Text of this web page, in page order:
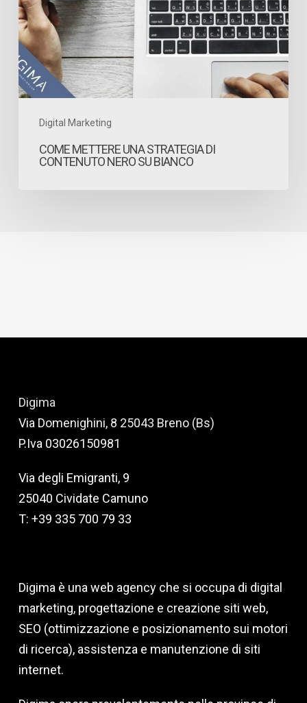
Digital Marketing
di
contenuto
nero
su
bianco
COME METTERE UNA STRATEGIA DI
CONTENUTO NERO SU BIANCO
Digima
Via Domenighini, 8 25043 Breno (Bs)
P.Iva 03026150981
Via degli Emigranti, 9
25040 Cividate Camuno
T: +39 335 700 79 33
Digima è una web agency che si occupa di digital
marketing, progettazione e creazione siti web,
SEO (ottimizzazione e posizionamento sui motori
di ricerca), assistenza e manutenzione di siti
internet.